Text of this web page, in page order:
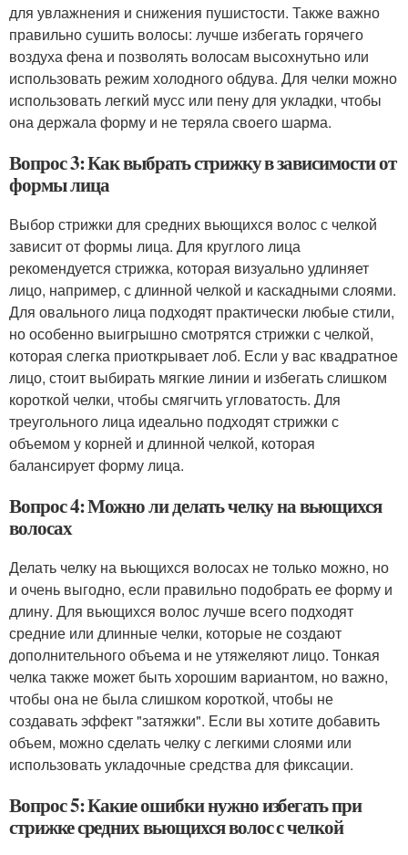
для увлажнения и снижения пушистости. Также важно
правильно сушить волосы: лучше избегать горячего
воздуха фена и позволять волосам высохнутьно или
использовать режим холодного обдува. Для челки можно
использовать легкий мусс или пену для укладки, чтобы
она держала форму и не теряла своего шарма.
Вопрос 3: Как выбрать стрижку в зависимости от
формы лица
Выбор стрижки для средних вьющихся волос с челкой
зависит от формы лица. Для круглого лица
рекомендуется стрижка, которая визуально удлиняет
лицо, например, с длинной челкой и каскадными слоями.
Для овального лица подходят практически любые стили,
но особенно выигрышно смотрятся стрижки с челкой,
которая слегка приоткрывает лоб. Если у вас квадратное
лицо, стоит выбирать мягкие линии и избегать слишком
короткой челки, чтобы смягчить угловатость. Для
треугольного лица идеально подходят стрижки с
объемом у корней и длинной челкой, которая
балансирует форму лица.
Вопрос 4: Можно ли делать челку на вьющихся
волосах
Делать челку на вьющихся волосах не только можно, но
и очень выгодно, если правильно подобрать ее форму и
длину. Для вьющихся волос лучше всего подходят
средние или длинные челки, которые не создают
дополнительного объема и не утяжеляют лицо. Тонкая
челка также может быть хорошим вариантом, но важно,
чтобы она не была слишком короткой, чтобы не
создавать эффект "затяжки". Если вы хотите добавить
объем, можно сделать челку с легкими слоями или
использовать укладочные средства для фиксации.
Вопрос 5: Какие ошибки нужно избегать при
стрижке средних вьющихся волос с челкой